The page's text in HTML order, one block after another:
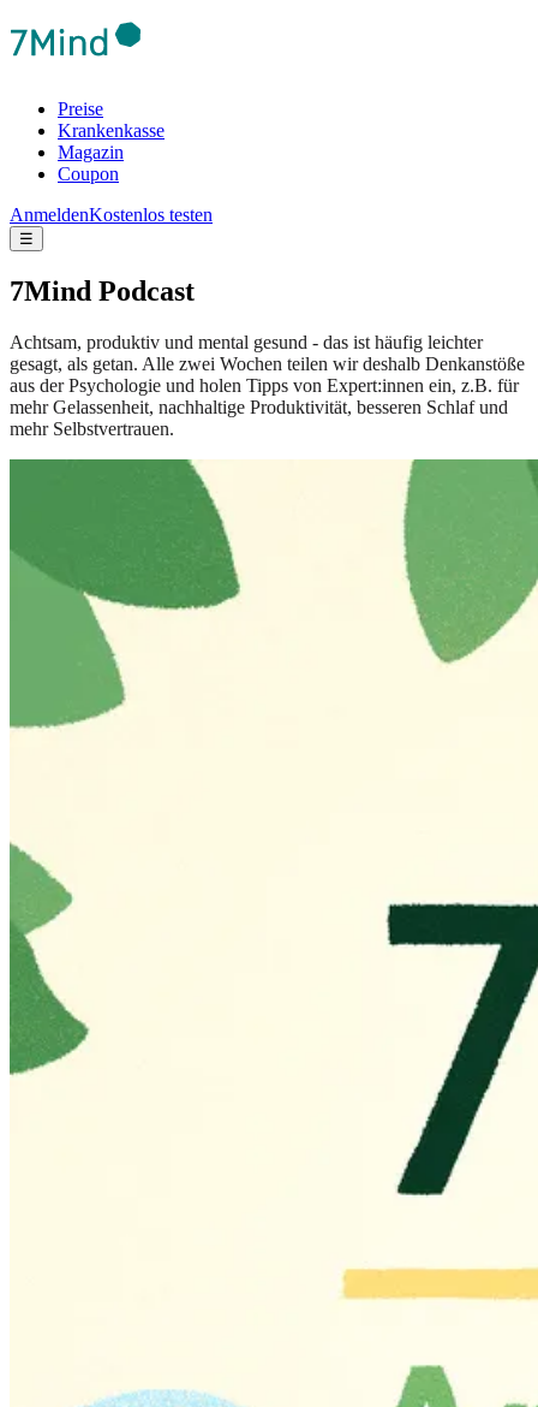
Preise
Krankenkasse
Magazin
Coupon
AnmeldenKostenlos testen
☰
7Mind Podcast
Achtsam, produktiv und mental gesund - das ist häufig leichter
gesagt, als getan. Alle zwei Wochen teilen wir deshalb Denkanstöße
aus der Psychologie und holen Tipps von Expert:innen ein, z.B. für
mehr Gelassenheit, nachhaltige Produktivität, besseren Schlaf und
mehr Selbstvertrauen.